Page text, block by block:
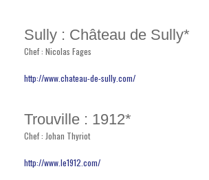
Sully : Château de Sully*
Chef : Nicolas Fages
http://www.chateau-de-sully.com/
Trouville : 1912*
Chef : Johan Thyriot
http://www.le1912.com/